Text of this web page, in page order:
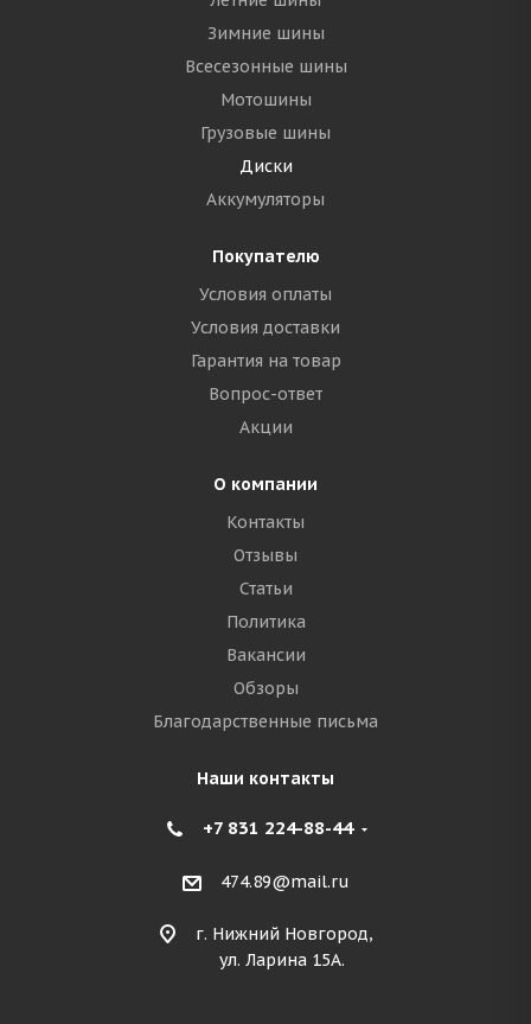
Зимние шины
Всесезонные шины
Мотошины
Грузовые шины
Диски
Аккумуляторы
Покупателю
Условия оплаты
Условия доставки
Гарантия на товар
Вопрос-ответ
Акции
О компании
Контакты
Отзывы
Статьи
Политика
Вакансии
Обзоры
Благодарственные письма
Наши контакты
+7 831 224-88-44
474.89@mail.ru
г. Нижний Новгород,
ул. Ларина 15А.